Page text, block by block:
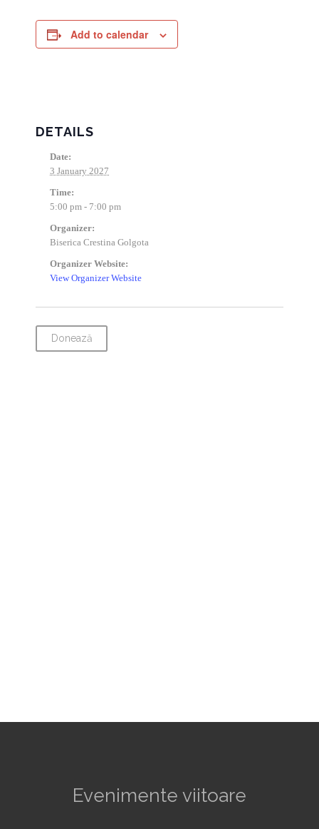
Add to calendar
DETAILS
Date:
3 January 2027
Time:
5:00 pm - 7:00 pm
Organizer:
Biserica Crestina Golgota
Organizer Website:
View Organizer Website
Donează
Evenimente viitoare